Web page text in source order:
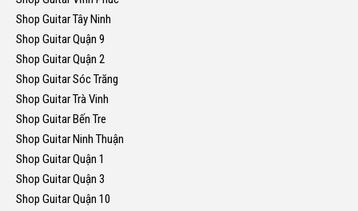
Shop Guitar Tây Ninh
Shop Guitar Quận 9
Shop Guitar Quận 2
Shop Guitar Sóc Trăng
Shop Guitar Trà Vinh
Shop Guitar Bến Tre
Shop Guitar Ninh Thuận
Shop Guitar Quận 1
Shop Guitar Quận 3
Shop Guitar Quận 10